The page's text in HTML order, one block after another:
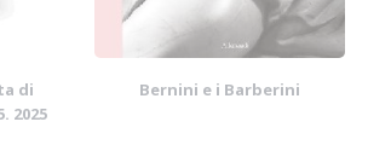
di
2025
Bernini e i Barberini